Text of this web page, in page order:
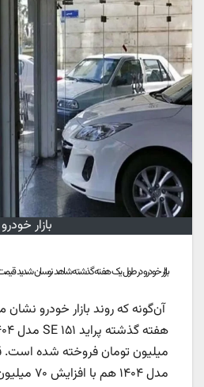
بازار خودرو
بازار خودرو در طول یک هفته گذشته شاهد نوسان شدید
آن‌گونه که روند بازار خودرو